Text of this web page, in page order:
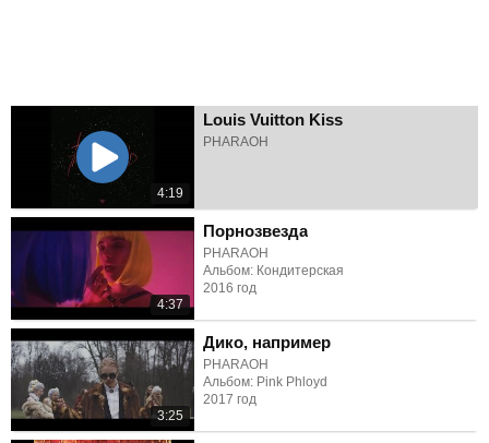
4:19
Louis Vuitton Kiss
PHARAOH
4:37
Порнозвезда
PHARAOH
Альбом: Кондитерская
2016 год
3:25
Дико, например
PHARAOH
Альбом: Pink Phloyd
2017 год